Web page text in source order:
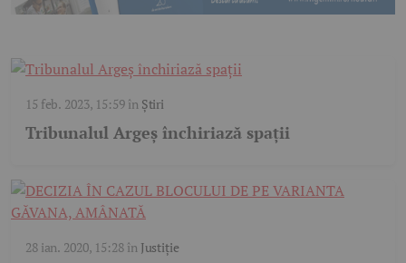
15 feb. 2023, 15:59în Știri
Tribunalul Argeș închiriază spații
28 ian. 2020, 15:28în Justiție